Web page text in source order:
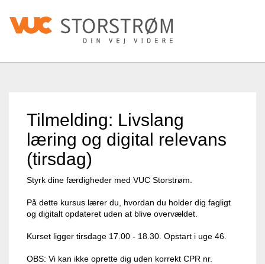
Tilmelding: Livslang
læring og digital relevans
(tirsdag)
Styrk dine færdigheder med VUC Storstrøm.
På dette kursus lærer du, hvordan du holder dig fagligt
og digitalt opdateret uden at blive overvældet.
Kurset ligger tirsdage 17.00 - 18.30. Opstart i uge 46.
OBS: Vi kan ikke oprette dig uden korrekt CPR nr.